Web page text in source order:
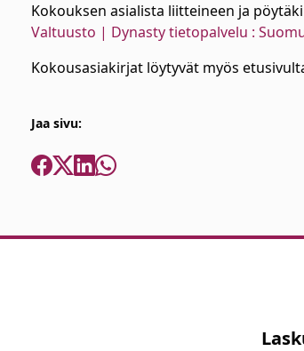
Kokouksen asialista liitteineen ja
Valtuusto | Dynasty tietopalvelu :
Kokousasiakirjat löytyvät myös
Jaa sivu: